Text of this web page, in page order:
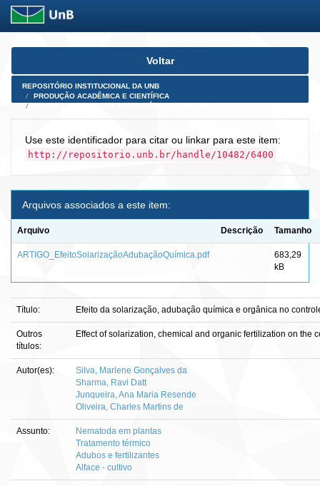
Skip
Voltar
REPOSITÓRIO INSTITUCIONAL DA UNB
PRODUÇÃO ACADÊMICA E CIENTÍFICA
Use este identificador para citar ou linkar para este item:
http://repositorio.unb.br/handle/10482/6400
Arquivos associados a este item:
Arquivo Descrição Tamanho
ARTIGO_EfeitoSolarizaçãoAdubaçãoQuímica.pdf
683,29
kB
Título: Efeito da solarização, adubação química e orgânica no
Outros
títulos:
Effect of solarization, chemical and organic fertilization on the
Autor(es):
Silva, Marlene Gonçalves da
Sharma, Ravi Datt
Junqueira, Ana Maria Resende
Oliveira, Charles Martins de
Assunto:
Nematoda em plantas
Tratamento térmico
Adubos e fertilizantes
Alface - cultivo